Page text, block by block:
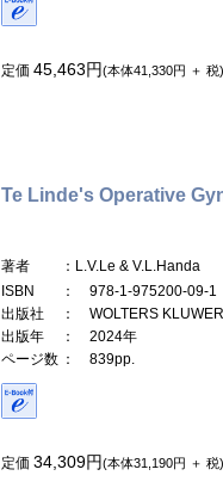
定価 45,463円(本体41,330円 ＋ 税)
Te Linde's Operative
著者
：L.V.Le & V.L.Handa
ISBN
： 978-1-975200-09-1
出版社
： WOLTERS KLUWER
出版年
： 2024年
ページ数 ： 839pp.
定価 34,309円(本体31,190円 ＋ 税)